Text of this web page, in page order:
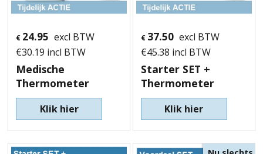
€ 24.95 excl BTW
€30.19 incl BTW
Medische
Thermometer
Klik hier
€ 37.50 excl BTW
€45.38 incl BTW
Starter SET +
Thermometer
Klik hier